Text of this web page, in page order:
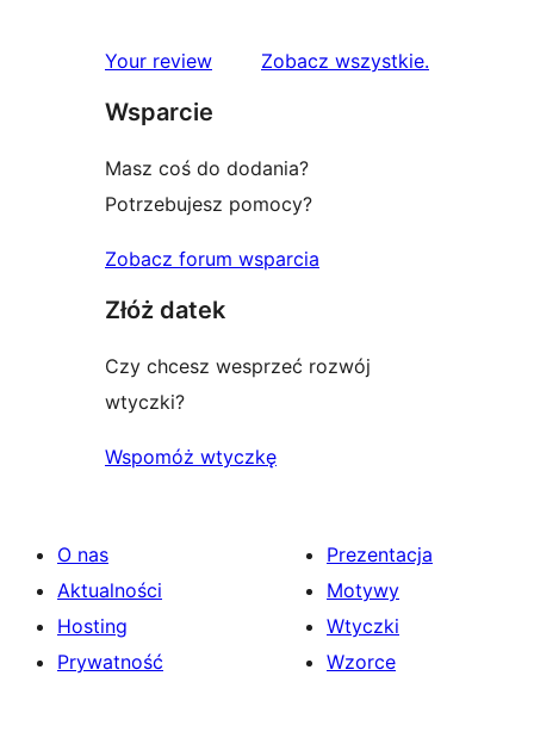
Your review Zobacz wszystkierecenzje
.
Wsparcie
Masz coś do dodania?
Potrzebujesz pomocy?
Zobacz forum wsparcia
Złóż datek
Czy chcesz wesprzeć rozwój
wtyczki?
Wspomóż wtyczkę
O nas
Aktualności
Hosting
Prywatność
Prezentacja
Motywy
Wtyczki
Wzorce